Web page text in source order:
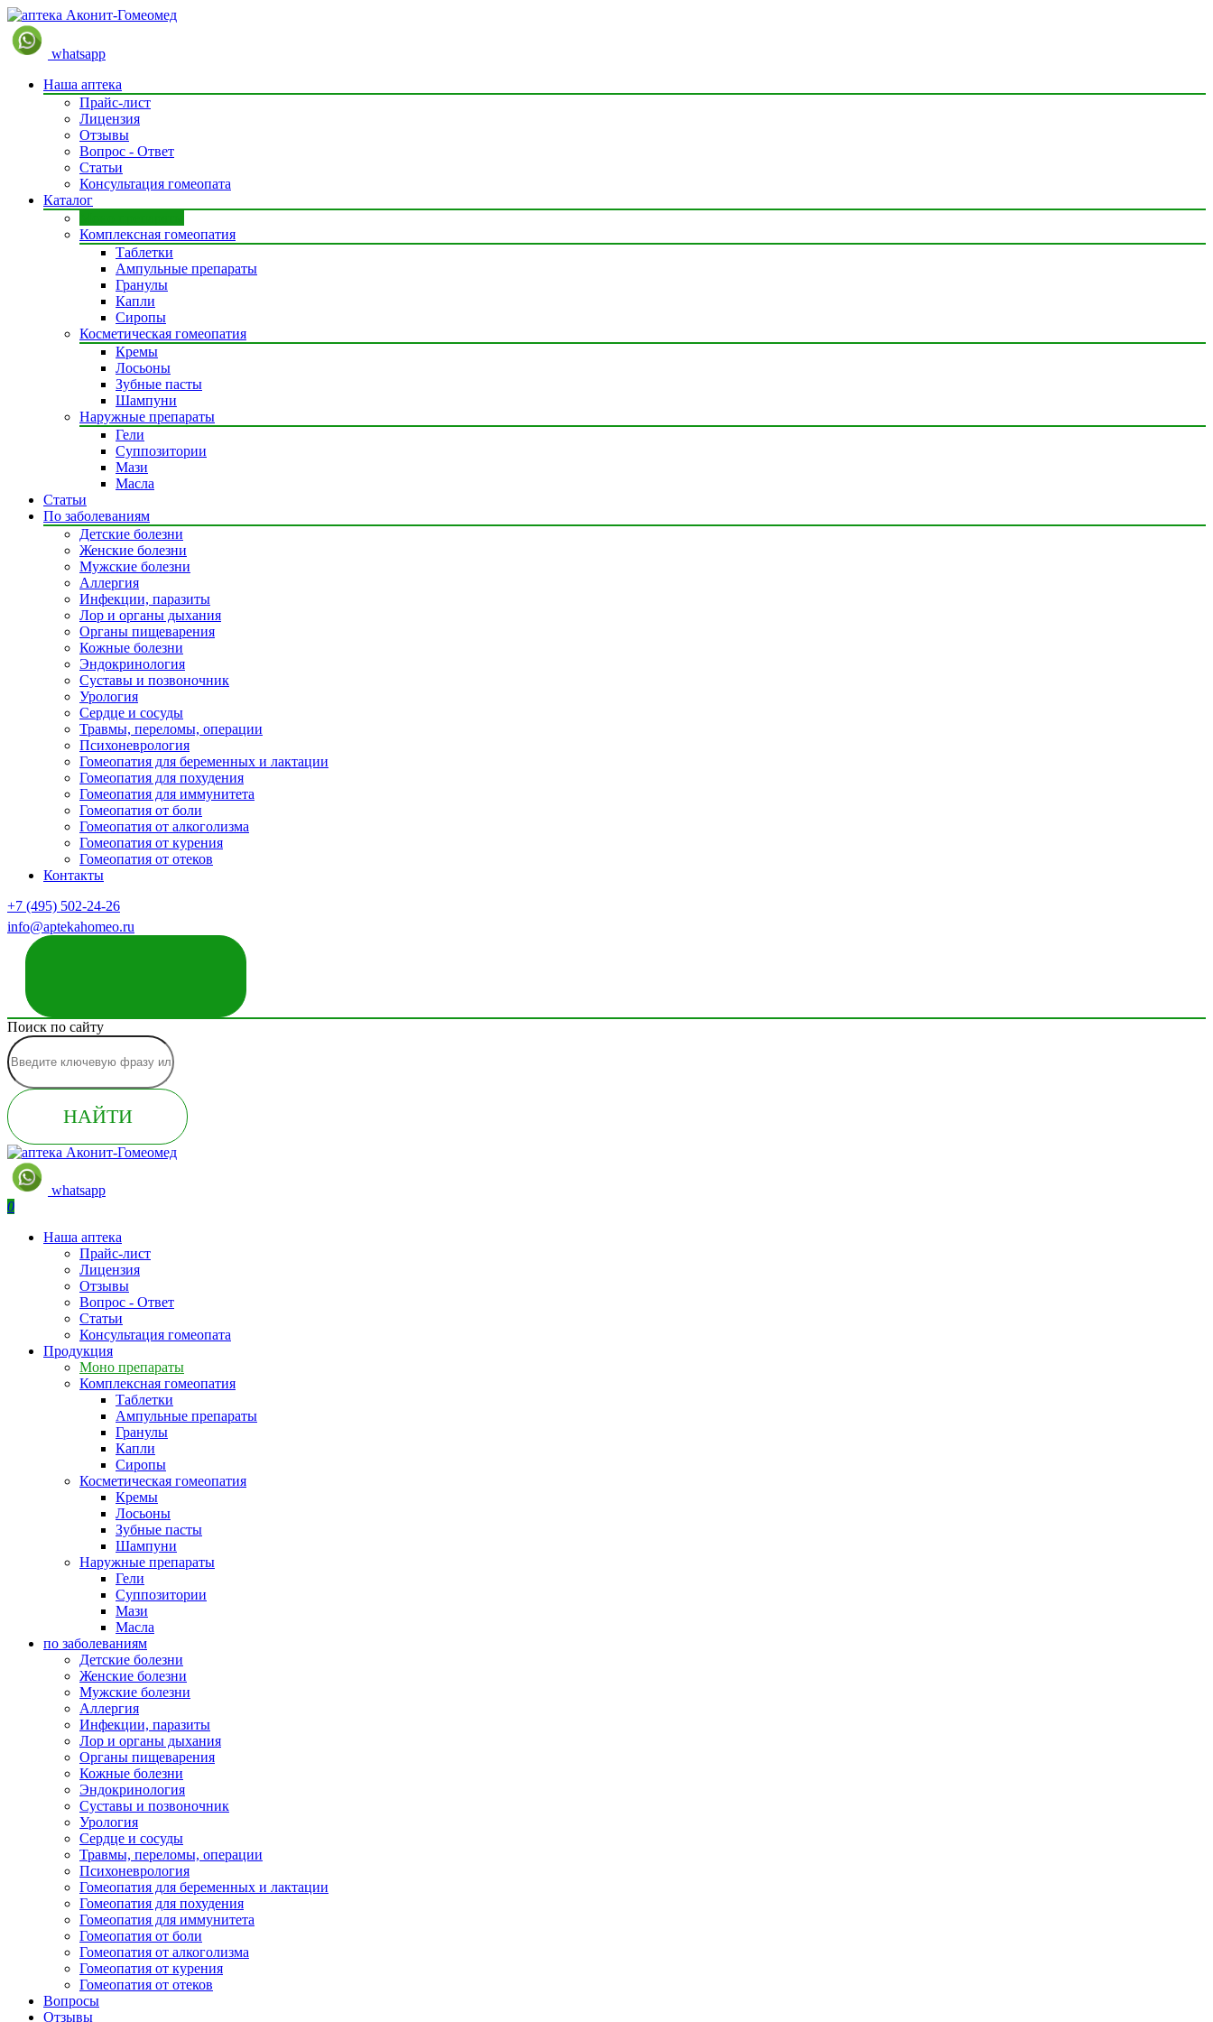
whatsapp
Наша аптека
Прайс-лист
Лицензия
Отзывы
Вопрос - Ответ
Статьи
Консультация гомеопата
Каталог
Комплексная гомеопатия
Таблетки
Ампульные препараты
Гранулы
Капли
Сиропы
Косметическая гомеопатия
Кремы
Лосьоны
Зубные пасты
Шампуни
Наружные препараты
Гели
Суппозитории
Мази
Масла
Статьи
По заболеваниям
Детские болезни
Женские болезни
Мужские болезни
Аллергия
Инфекции, паразиты
Лор и органы дыхания
Органы пищеварения
Кожные болезни
Эндокринология
Суставы и позвоночник
Урология
Сердце и сосуды
Травмы, переломы, операции
Психоневрология
Гомеопатия для беременных и лактации
Гомеопатия для похудения
Гомеопатия для иммунитета
Гомеопатия от боли
Гомеопатия от алкоголизма
Гомеопатия от курения
Гомеопатия от отеков
Контакты
+7 (495) 502-24-26
info@aptekahomeo.ru
Поиск по сайту
НАЙТИ
whatsapp
0
Наша аптека
Прайс-лист
Лицензия
Отзывы
Вопрос - Ответ
Статьи
Консультация гомеопата
Продукция
Моно препараты
Комплексная гомеопатия
Таблетки
Ампульные препараты
Гранулы
Капли
Сиропы
Косметическая гомеопатия
Кремы
Лосьоны
Зубные пасты
Шампуни
Наружные препараты
Гели
Суппозитории
Мази
Масла
по заболеваниям
Детские болезни
Женские болезни
Мужские болезни
Аллергия
Инфекции, паразиты
Лор и органы дыхания
Органы пищеварения
Кожные болезни
Эндокринология
Суставы и позвоночник
Урология
Сердце и сосуды
Травмы, переломы, операции
Психоневрология
Гомеопатия для беременных и лактации
Гомеопатия для похудения
Гомеопатия для иммунитета
Гомеопатия от боли
Гомеопатия от алкоголизма
Гомеопатия от курения
Гомеопатия от отеков
Вопросы
Отзывы